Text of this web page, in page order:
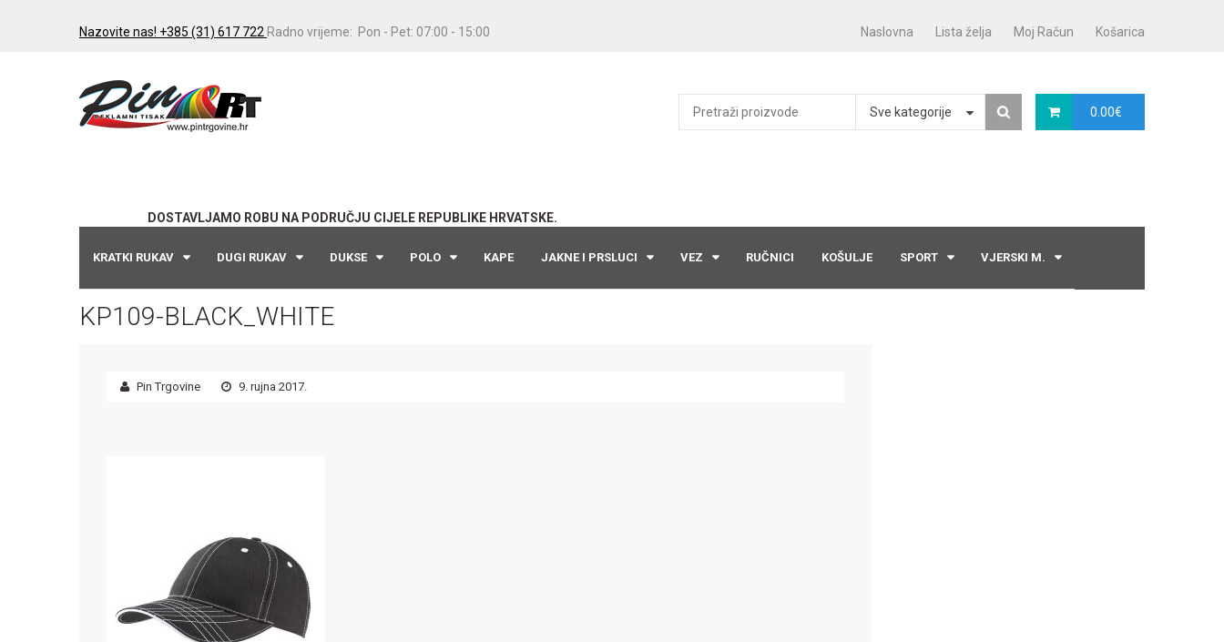
Nazovite nas! +385 (31) 617 722 Radno vrijeme: Pon - Pet: 07:00 - 15:00 Naslovna Lista želja Moj Račun Košarica
DOSTAVLJAMO ROBU NA PODRUČJU CIJELE REPUBLIKE HRVATSKE.
0.00€
Sve kategorije
KRATKI RUKAV DUGI RUKAV DUKSE POLO KAPE JAKNE I PRSLUCI VEZ RUČNICI KOŠULJE SPORT VJERSKI M.
KP109-BLACK_WHITE
Pin Trgovine 9. rujna 2017.